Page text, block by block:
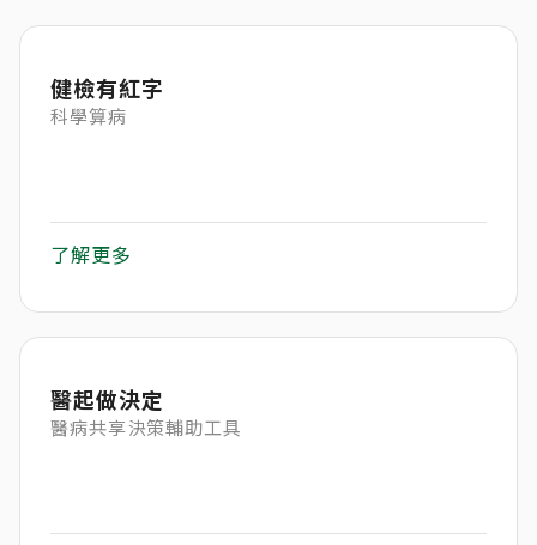
健檢有紅字
科學算病
了解更多
醫起做決定
醫病共享決策輔助工具